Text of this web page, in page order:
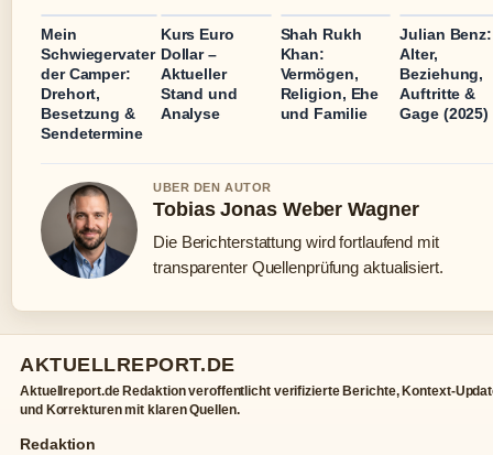
Mein
Schwiegervater
der Camper:
Drehort,
Besetzung &
Sendetermine
Kurs Euro
Dollar –
Aktueller
Stand und
Analyse
Shah Rukh
Khan:
Vermögen,
Religion, Ehe
und Familie
Julian Benz:
Alter,
Beziehung,
Auftritte &
Gage (2025)
UBER DEN AUTOR
Tobias Jonas Weber Wagner
Die Berichterstattung wird fortlaufend mit
transparenter Quellenprüfung aktualisiert.
AKTUELLREPORT.DE
Aktuellreport.de Redaktion veroffentlicht verifizierte Berichte, Kontext-
und Korrekturen mit klaren Quellen.
Redaktion